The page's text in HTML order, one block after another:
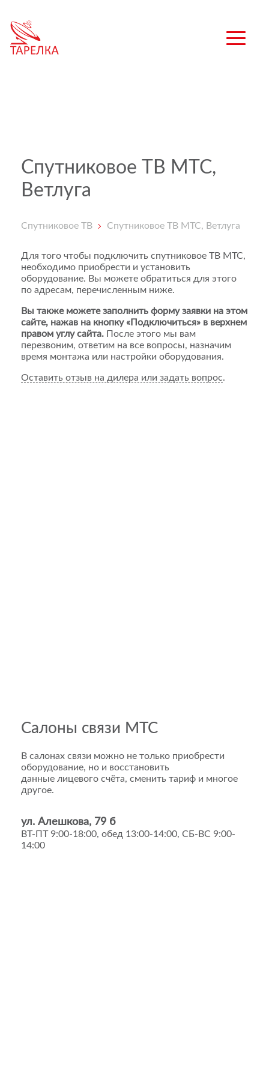
Спутниковое ТВ МТС,
Ветлуга
Спутниковое ТВ Спутниковое ТВ МТС, Ветлуга
Для того чтобы подключить спутниковое ТВ МТС,
необходимо приобрести и установить
оборудование. Вы можете обратиться для этого
по адресам, перечисленным ниже.
Вы также можете заполнить форму заявки на этом
сайте, нажав на кнопку «Подключиться» в верхнем
правом углу сайта. После этого мы вам
перезвоним, ответим на все вопросы, назначим
время монтажа или настройки оборудования.
Оставить отзыв на дилера или задать вопрос.
Салоны связи МТС
В салонах связи можно не только приобрести
оборудование, но и восстановить
данные лицевого счёта, сменить тариф и многое
другое.
ул. Алешкова, 79 б
ВТ-ПТ 9:00-18:00, обед 13:00-14:00, СБ-ВС 9:00-
14:00